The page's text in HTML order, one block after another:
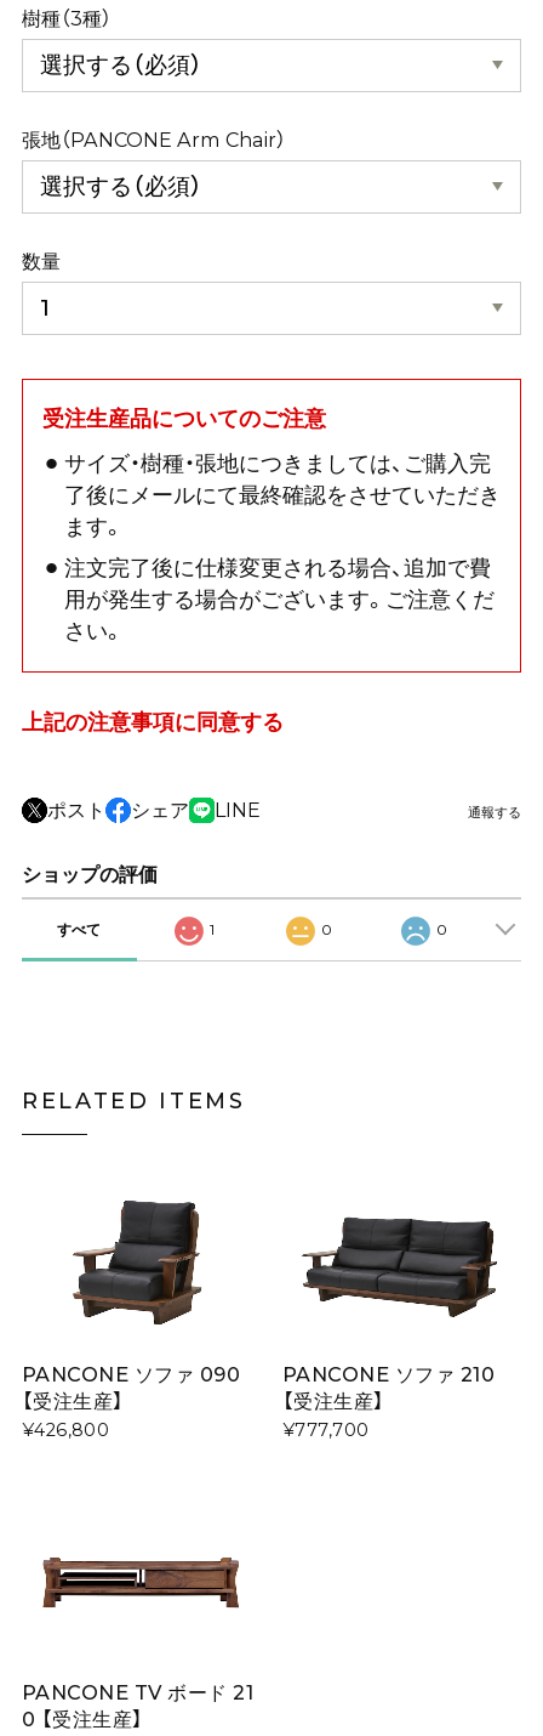
樹種（3種）
張地（PANCONE Arm Chair）
数量
受注生産品についてのご注意
サイズ・樹種・張地につきましては、ご購入完
了後にメールにて最終確認をさせていただき
ます。
注文完了後に仕様変更される場合、追加で費
用が発生する場合がございます。ご注意くだ
さい。
上記の注意事項に同意する
ポスト シェア LINE 通報する
ショップの評価
すべて 1 0 0
RELATED ITEMS
PANCONE ソファ 090
【受注生産】
¥426,800
PANCONE ソファ 210
【受注生産】
¥777,700
PANCONE TV ボード 21
0 【受注生産】